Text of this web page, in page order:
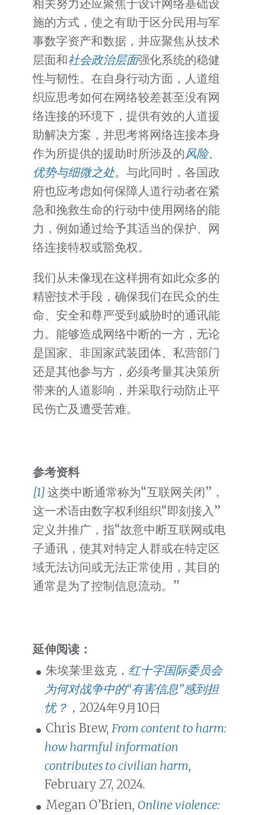
相关努力还应聚焦于设计网络基础设
施的方式，使之有助于区分民用与军
事数字资产和数据，并应聚焦从技术
层面和社会政治层面强化系统的稳健
性与韧性。在自身行动方面，人道组
织应思考如何在网络较差甚至没有网
络连接的环境下，提供有效的人道援
助解决方案，并思考将网络连接本身
作为所提供的援助时所涉及的风险、
优势与细微之处。与此同时，各国政
府也应考虑如何保障人道行动者在紧
急和挽救生命的行动中使用网络的能
力，例如通过给予其适当的保护、网
络连接特权或豁免权。
我们从未像现在这样拥有如此众多的
精密技术手段，确保我们在民众的生
命、安全和尊严受到威胁时的通讯能
力。能够造成网络中断的一方，无论
是国家、非国家武装团体、私营部门
还是其他参与方，必须考量其决策所
带来的人道影响，并采取行动防止平
民伤亡及遭受苦难。
参考资料
[1] 这类中断通常称为“互联网关闭”，
这一术语由数字权利组织“即刻接入”
定义并推广，指“故意中断互联网或电
子通讯，使其对特定人群或在特定区
域无法访问或无法正常使用，其目的
通常是为了控制信息流动。”
延伸阅读：
朱埃莱·里兹克， 红十字国际委员会
为何对战争中的“有害信息”感到担
忧？ ，2024年9月10日
Chris Brew, From content to harm:
how harmful information
contributes to civilian harm,
February 27, 2024.
Megan O’Brien, Online violence: